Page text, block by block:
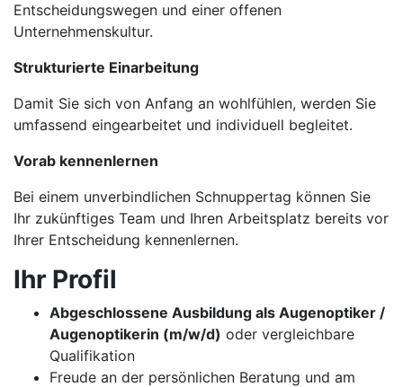
Entscheidungswegen und einer offenen
Unternehmenskultur.
Strukturierte Einarbeitung
Damit Sie sich von Anfang an wohlfühlen, werden Sie
umfassend eingearbeitet und individuell begleitet.
Vorab kennenlernen
Bei einem unverbindlichen Schnuppertag können Sie
Ihr zukünftiges Team und Ihren Arbeitsplatz bereits vor
Ihrer Entscheidung kennenlernen.
Ihr Profil
Abgeschlossene Ausbildung als Augenoptiker /
Augenoptikerin (m/w/d) oder vergleichbare
Qualifikation
Freude an der persönlichen Beratung und am